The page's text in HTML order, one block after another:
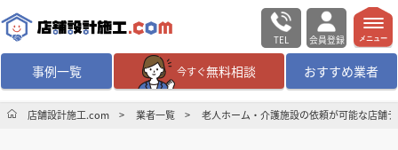
TEL 会員登録
事例一覧 今すぐ無料相談 おすすめ業者
無料相談 ログイン／会員登録
メニュー
店舗設計施工.com 業者一覧 老人ホーム・介護施設の依頼が可能な店舗